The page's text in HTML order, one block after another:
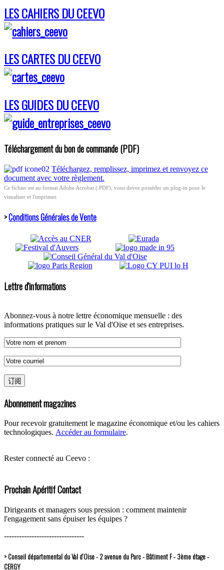
LES CAHIERS DU CEEVO
LES CARTES DU CEEVO
LES GUIDES DU CEEVO
Téléchargement du bon de commande (PDF)
Téléchargez, remplissez, imprimez et renvoyez ce
document avec votre règlement.
Ce fichier est au format Adobe Acrobat (.PDF), vous devez posséder un plug-in pour le
visualiser et l'imprimer.
>Conditions Générales de Vente
Lettre d'informations
Abonnez-vous à notre lettre économique mensuelle : des
informations pratiques sur le Val d'Oise et ses entreprises.
Abonnement magazines
Pour recevoir gratuitement le magazine économique et/ou les cahiers
technologiques. Accéder au formulaire.
Rester connecté au Ceevo :
Prochain Apéritif Contact
Dirigeants et managers sous pression : comment maintenir
l'engagement sans épuiser les équipes ?
--------------------------------
> Conseil départemental du Val d’Oise - 2 avenue du Parc - Bâtiment F - 3ème étage -
CERGY